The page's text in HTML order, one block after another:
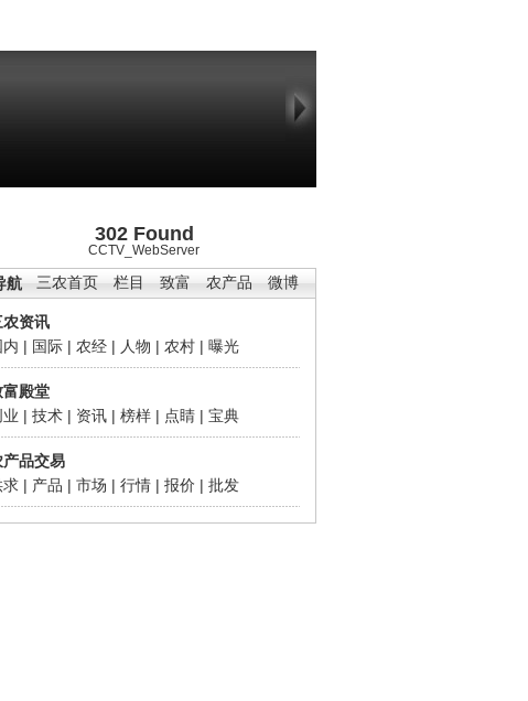
302 Found
CCTV_WebServer
三农首页 栏目 致富 农产品 微博
航
农资讯
内 | 国际 | 农经 | 人物 | 农村 | 曝光
富殿堂
| 技术 | 资讯 | 榜样 | 点睛 | 宝典
产品交易
求 | 产品 | 市场 | 行情 | 报价 | 批发